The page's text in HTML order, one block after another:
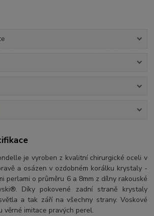
je vyroben z kvalitní chirurgické oceli v
a osázen v ozdobném korálku krystaly -
perlami o průměru 6 a 8mm z dílny rakouské
Díky pokovené zadní straně krystaly
a tak září na všechny strany. Voskové
věrné imitace pravých perel.